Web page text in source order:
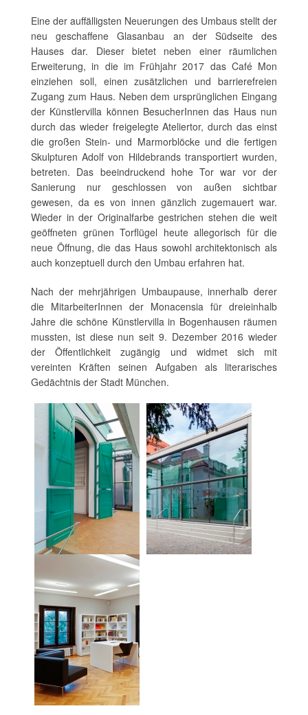
Eine der auffälligsten Neuerungen des Umbaus stellt der
neu geschaffene Glasanbau an der Südseite des
Hauses dar. Dieser bietet neben einer räumlichen
Erweiterung, in die im Frühjahr 2017 das Café Mon
einziehen soll, einen zusätzlichen und barrierefreien
Zugang zum Haus. Neben dem ursprünglichen Eingang
der Künstlervilla können BesucherInnen das Haus nun
durch das wieder freigelegte Ateliertor, durch das einst
die großen Stein- und Marmorblöcke und die fertigen
Skulpturen Adolf von Hildebrands transportiert wurden,
betreten. Das beeindruckend hohe Tor war vor der
Sanierung nur geschlossen von außen sichtbar
gewesen, da es von innen gänzlich zugemauert war.
Wieder in der Originalfarbe gestrichen stehen die weit
geöffneten grünen Torflügel heute allegorisch für die
neue Öffnung, die das Haus sowohl architektonisch als
auch konzeptuell durch den Umbau erfahren hat.
Nach der mehrjährigen Umbaupause, innerhalb derer
die MitarbeiterInnen der Monacensia für dreieinhalb
Jahre die schöne Künstlervilla in Bogenhausen räumen
mussten, ist diese nun seit 9. Dezember 2016 wieder
der Öffentlichkeit zugängig und widmet sich mit
vereinten Kräften seinen Aufgaben als literarisches
Gedächtnis der Stadt München.